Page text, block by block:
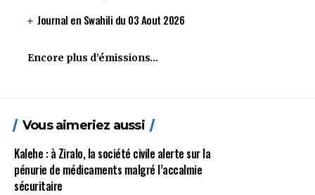
Journal en Swahili du 03 Aout 2026
Encore plus d’émissions…
Vous aimeriez aussi
Kalehe : à Ziralo, la société civile alerte sur la
pénurie de médicaments malgré l’accalmie
sécuritaire